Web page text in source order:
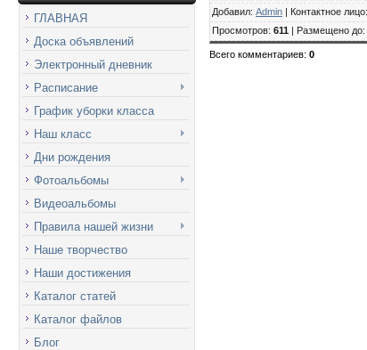
ГЛАВНАЯ
Доска объявлений
Электронный дневник
Расписание
График уборки класса
Наш класс
Дни рождения
Фотоальбомы
Видеоальбомы
Правила нашей жизни
Наше творчество
Наши достижения
Каталог статей
Каталог файлов
Блог
Добавил: Admin | Контактное лицо:
Просмотров: 611 | Размещено до
Всего комментариев: 0